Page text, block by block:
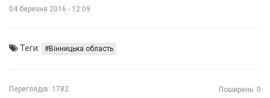
04 березня 2016 - 12:09
Теги: Вінницька область
Переглядів: 1782 Поширень: 0